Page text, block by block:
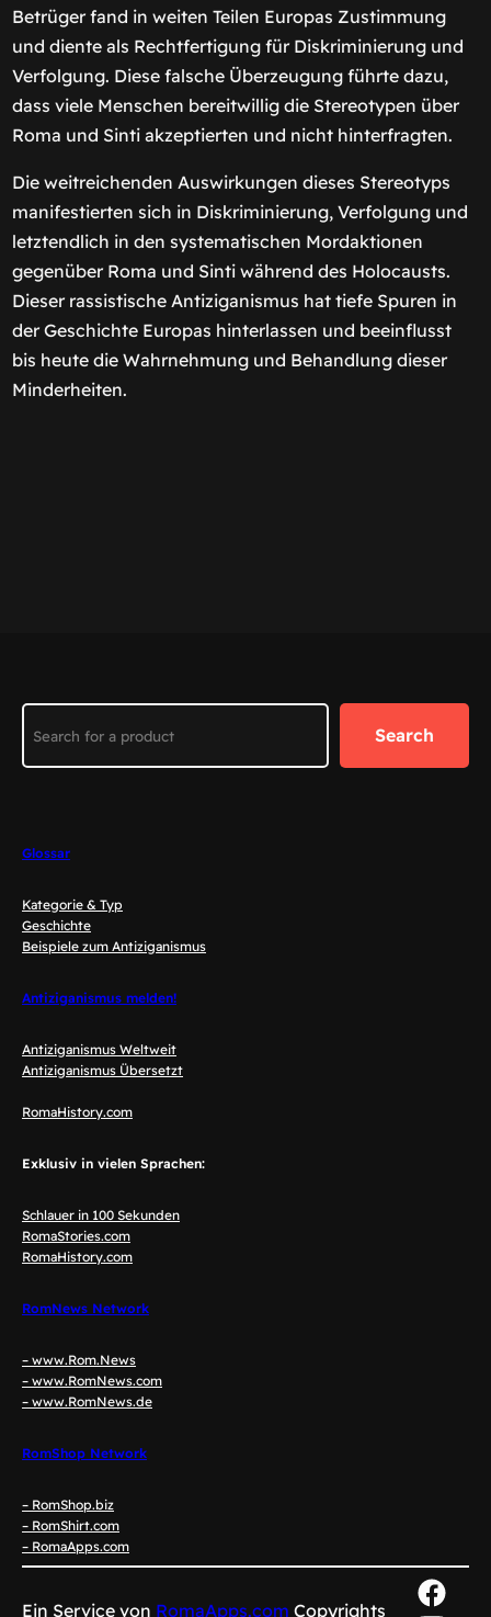
Betrüger fand in weiten Teilen Europas Zustimmung
und diente als Rechtfertigung für Diskriminierung und
Verfolgung. Diese falsche Überzeugung führte dazu,
dass viele Menschen bereitwillig die Stereotypen über
Roma und Sinti akzeptierten und nicht hinterfragten.
Die weitreichenden Auswirkungen dieses Stereotyps
manifestierten sich in Diskriminierung, Verfolgung und
letztendlich in den systematischen Mordaktionen
gegenüber Roma und Sinti während des Holocausts.
Dieser rassistische Antiziganismus hat tiefe Spuren in
der Geschichte Europas hinterlassen und beeinflusst
bis heute die Wahrnehmung und Behandlung dieser
Minderheiten.
Search
Glossar
Kategorie & Typ
Geschichte
Beispiele zum Antiziganismus
Antiziganismus melden!
Antiziganismus Weltweit
Antiziganismus Übersetzt
RomaHistory.com
Exklusiv in vielen Sprachen:
Schlauer in 100 Sekunden
RomaStories.com
RomaHistory.com
RomNews Network
– www.Rom.News
– www.RomNews.com
– www.RomNews.de
RomShop Network
– RomShop.biz
– RomShirt.com
– RomaApps.com
Ein Service von RomaApps.com Copyrights